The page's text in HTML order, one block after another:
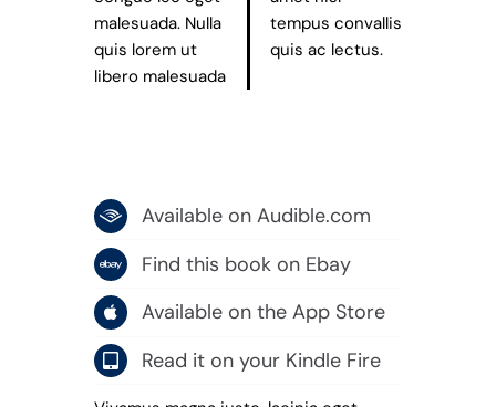
malesuada. Nulla
quis lorem ut
libero malesuada
tempus convallis
quis ac lectus.
Available on Audible.com
Find this book on Ebay
Available on the App Store
Read it on your Kindle Fire